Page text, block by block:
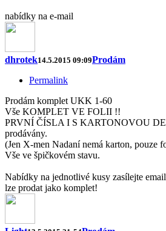
nabídky na e-mail
dhrotek14.5.2015 09:09Prodám
Permalink
Prodám komplet UKK 1-60
Vše KOMPLET VE FOLII !!
PRVNÍ ČÍSLA I S KARTONOVOU
prodávány.
(Jen X-men Nadaní nemá karton, pouze
Vše ve špičkovém stavu.
Nabídky na jednotlivé kusy zasílejte
lze prodat jako komplet!